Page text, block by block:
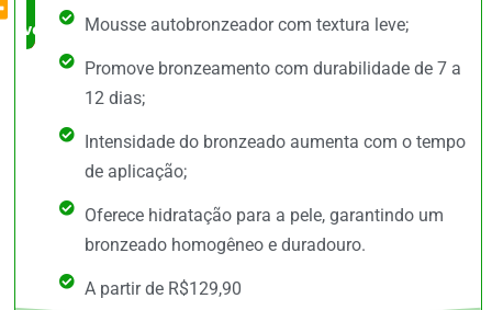
vendido Mousse autobronzeador com textura leve;
Promove bronzeamento com durabilidade de 7 a
12 dias;
Intensidade do bronzeado aumenta com o tempo
de aplicação;
Oferece hidratação para a pele, garantindo um
bronzeado homogêneo e duradouro.
A partir de R$129,90